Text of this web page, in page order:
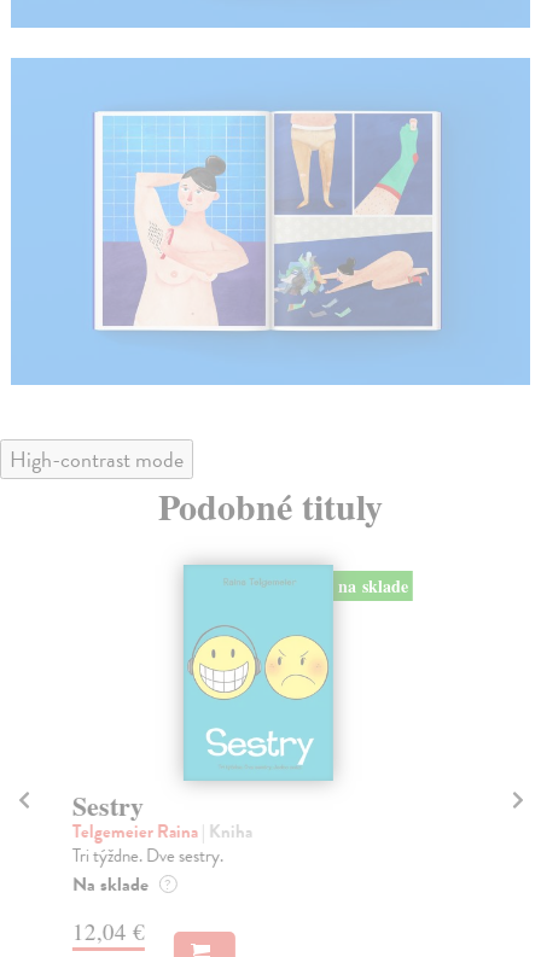
High-contrast mode
Podobné tituly
na sklade
Sestry
Telgemeier Raina| Kniha
Tri týždne. Dve sestry.
Na sklade ?
12,04 €